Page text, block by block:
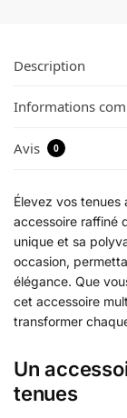
Description
Informations
Avis 0
Élevez vos
accessoire raffiné
unique et sa
occasion,
élégance. Que
cet accessoire
transformer
Un
tenues